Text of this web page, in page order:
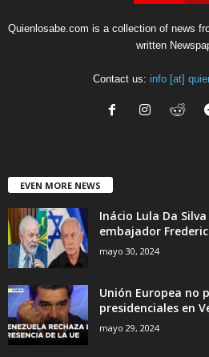
Quienlosabe.com is a collection of news
written
Contact us: info [at]
EVEN MORE NEWS
Inácio Lula Da
embajador
mayo 30, 2024
Unión Europea no
presidenciales en
mayo 29, 2024